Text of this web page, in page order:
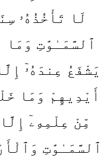
لَا تَأْخُذُهُۥ
ٱلسَّمَـٰوَٰتِ وَمَا
يَشْفَعُ عِندَهُۥٓ
أَيْدِيهِمْ وَمَا
مِّنْ عِلْمِهِۦٓ
ٱلسَّمَـٰوَٰتِ